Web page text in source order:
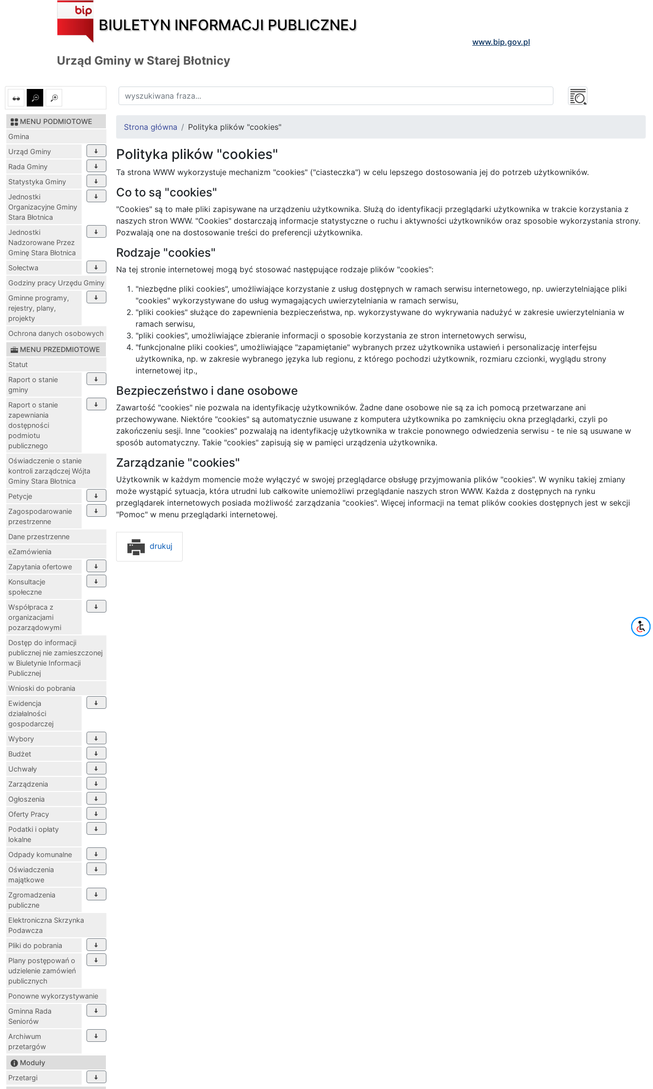
BIULETYN INFORMACJI PUBLICZNEJ
www.bip.gov.pl
Urząd Gminy w Starej Błotnicy
MENU PODMIOTOWE
Gmina
Urząd Gminy
Rada Gminy
Statystyka Gminy
Jednostki
Organizacyjne Gminy
Stara Błotnica
Jednostki
Nadzorowane Przez
Gminę Stara Błotnica
Sołectwa
Godziny pracy Urzędu Gminy
Gminne programy,
rejestry, plany,
projekty
Ochrona danych osobowych
MENU PRZEDMIOTOWE
Statut
Raport o stanie
gminy
Raport o stanie
zapewniania
dostępności
podmiotu
publicznego
Oświadczenie o stanie
kontroli zarządczej Wójta
Gminy Stara Błotnica
Petycje
Zagospodarowanie
przestrzenne
Dane przestrzenne
eZamówienia
Zapytania ofertowe
Konsultacje
społeczne
Współpraca z
organizacjami
pozarządowymi
Dostęp do informacji
publicznej nie zamieszczonej
w Biuletynie Informacji
Publicznej
Wnioski do pobrania
Ewidencja
działalności
gospodarczej
Wybory
Budżet
Uchwały
Zarządzenia
Ogłoszenia
Oferty Pracy
Podatki i opłaty
lokalne
Odpady komunalne
Oświadczenia
majątkowe
Zgromadzenia
publiczne
Elektroniczna Skrzynka
Podawcza
Pliki do pobrania
Plany postępowań o
udzielenie zamówień
publicznych
Ponowne wykorzystywanie
Gminna Rada
Seniorów
Archiwum
przetargów
Moduły
Przetargi
Strona główna Polityka plików "cookies"
Polityka plików "cookies"
Ta strona WWW wykorzystuje mechanizm "cookies" ("ciasteczka") w celu lepszego dostosowania jej do potrzeb użytkowników.
Co to są "cookies"
"Cookies" są to małe pliki zapisywane na urządzeniu użytkownika. Służą do identyfikacji przeglądarki użytkownika w trakcie korzystania z
naszych stron WWW. "Cookies" dostarczają informacje statystyczne o ruchu i aktywności użytkowników oraz sposobie wykorzystania strony.
Pozwalają one na dostosowanie treści do preferencji użytkownika.
Rodzaje "cookies"
Na tej stronie internetowej mogą być stosować następujące rodzaje plików "cookies":
"niezbędne pliki cookies", umożliwiające korzystanie z usług dostępnych w ramach serwisu internetowego, np. uwierzytelniające pliki
"cookies" wykorzystywane do usług wymagających uwierzytelniania w ramach serwisu,
"pliki cookies" służące do zapewnienia bezpieczeństwa, np. wykorzystywane do wykrywania nadużyć w zakresie uwierzytelniania w
ramach serwisu,
"pliki cookies", umożliwiające zbieranie informacji o sposobie korzystania ze stron internetowych serwisu,
"funkcjonalne pliki cookies", umożliwiające "zapamiętanie" wybranych przez użytkownika ustawień i personalizację interfejsu
użytkownika, np. w zakresie wybranego języka lub regionu, z którego pochodzi użytkownik, rozmiaru czcionki, wyglądu strony
internetowej itp.,
Bezpieczeństwo i dane osobowe
Zawartość "cookies" nie pozwala na identyfikację użytkowników. Żadne dane osobowe nie są za ich pomocą przetwarzane ani
przechowywane. Niektóre "cookies" są automatycznie usuwane z komputera użytkownika po zamknięciu okna przeglądarki, czyli po
zakończeniu sesji. Inne "cookies" pozwalają na identyfikację użytkownika w trakcie ponownego odwiedzenia serwisu - te nie są usuwane w
sposób automatyczny. Takie "cookies" zapisują się w pamięci urządzenia użytkownika.
Zarządzanie "cookies"
Użytkownik w każdym momencie może wyłączyć w swojej przeglądarce obsługę przyjmowania plików "cookies". W wyniku takiej zmiany
może wystąpić sytuacja, która utrudni lub całkowite uniemożliwi przeglądanie naszych stron WWW. Każda z dostępnych na rynku
przeglądarek internetowych posiada możliwość zarządzania "cookies". Więcej informacji na temat plików cookies dostępnych jest w sekcji
"Pomoc" w menu przeglądarki internetowej.
drukuj